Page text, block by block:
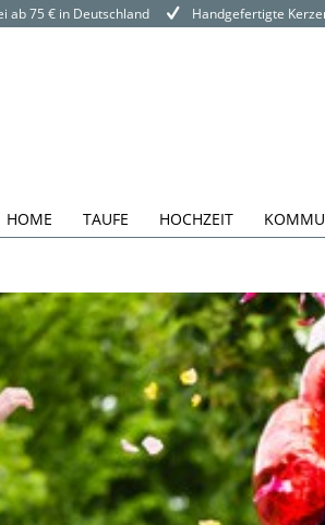
ab 75 € in Deutschland Handgefertigte
HOME TAUFE HOCHZEIT